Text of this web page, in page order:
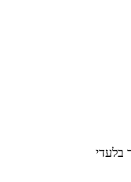
בלעדי